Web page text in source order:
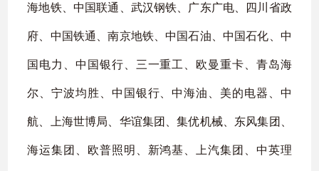
海地铁、中国联通、武汉钢铁、广东广电、四川省政
府、中国铁通、南京地铁、中国石油、中国石化、中
国电力、中国银行、三一重工、欧曼重卡、青岛海
尔、宁波均胜、中国银行、中海油、美的电器、中
航、上海世博局、华谊集团、集优机械、东风集团、
海运集团、欧普照明、新鸿基、上汽集团、中英理